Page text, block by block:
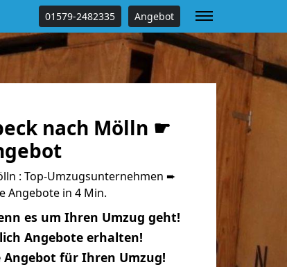
01579-2482335 Angebot
nach Mölln ☛
: Top-Umzugsunternehmen ➨
Angebote in 4 Min.
es um Ihren Umzug geht!
Angebote erhalten!
Angebot für Ihren Umzug!